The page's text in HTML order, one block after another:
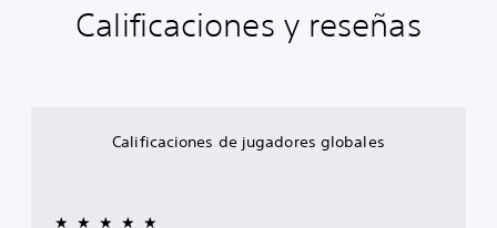
Calificaciones y reseñas
Calificaciones de jugadores globales
★★★★★